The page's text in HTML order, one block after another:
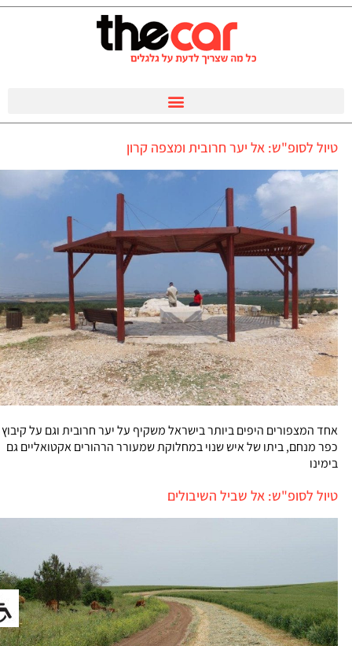
טיול לסופ"ש: אל יער חרובית ומצפה קרון
אחד המצפורים היפים ביותר בישראל משקיף על יער חרובית וגם על קיבוץ
כפר מנחם, ביתו של איש שנוי במחלוקת שמעורר הרהורים אקטואליים גם
בימינו
טיול לסופ"ש: אל שביל השיבולים